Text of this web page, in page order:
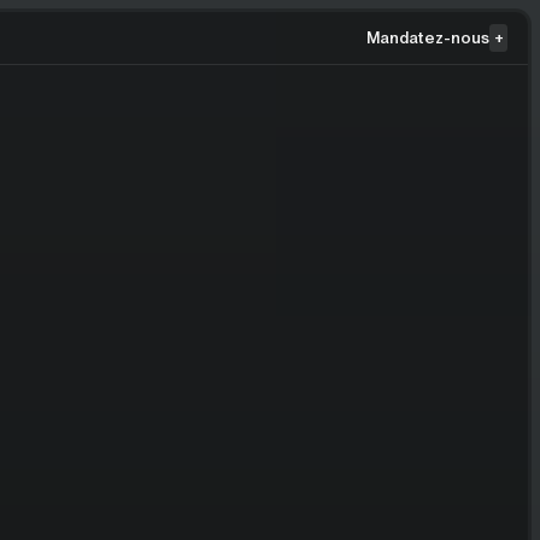
Mandatez-nous +